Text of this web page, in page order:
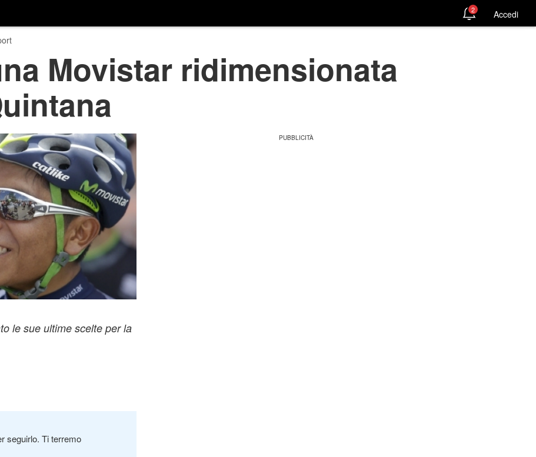
2 Accedi
Movistar ridimensionata
le sue ultime scelte per la
seguirlo. Ti terremo